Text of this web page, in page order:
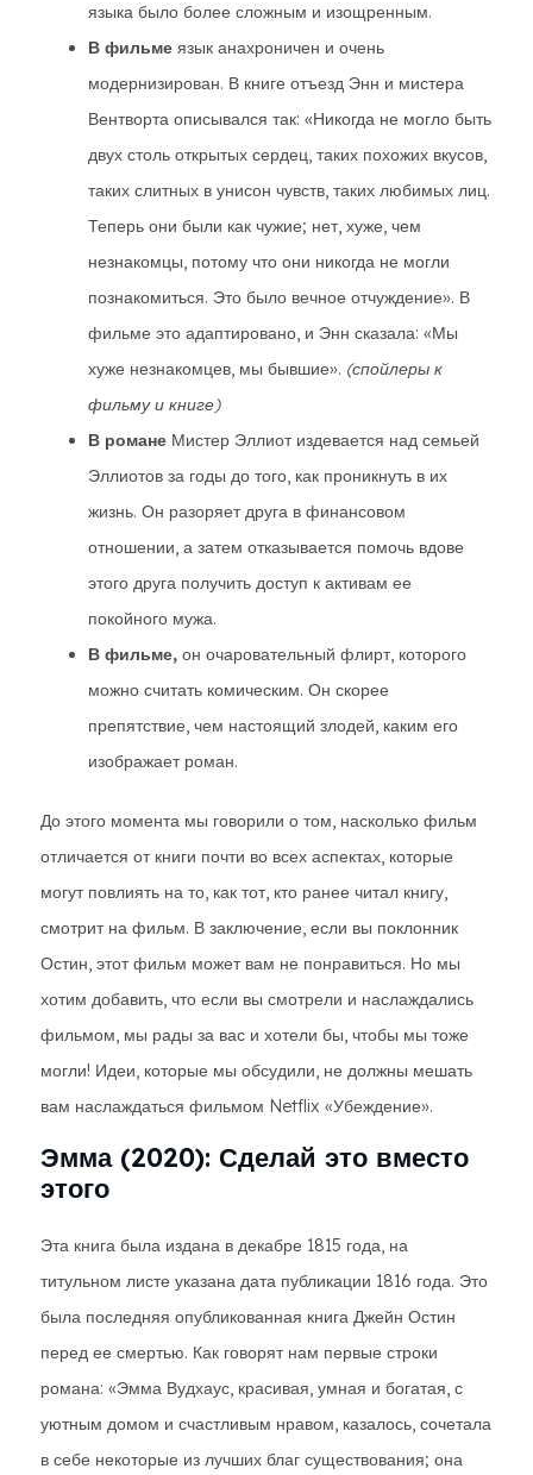
языка было более сложным и изощренным.
В фильме язык анахроничен и очень
модернизирован. В книге отъезд Энн и мистера
Вентворта описывался так: «Никогда не могло быть
двух столь открытых сердец, таких похожих вкусов,
таких слитных в унисон чувств, таких любимых лиц.
Теперь они были как чужие; нет, хуже, чем
незнакомцы, потому что они никогда не могли
познакомиться. Это было вечное отчуждение». В
фильме это адаптировано, и Энн сказала: «Мы
хуже незнакомцев, мы бывшие». (спойлеры к
фильму и книге)
В романе Мистер Эллиот издевается над семьей
Эллиотов за годы до того, как проникнуть в их
жизнь. Он разоряет друга в финансовом
отношении, а затем отказывается помочь вдове
этого друга получить доступ к активам ее
покойного мужа.
В фильме, он очаровательный флирт, которого
можно считать комическим. Он скорее
препятствие, чем настоящий злодей, каким его
изображает роман.
До этого момента мы говорили о том, насколько фильм
отличается от книги почти во всех аспектах, которые
могут повлиять на то, как тот, кто ранее читал книгу,
смотрит на фильм. В заключение, если вы поклонник
Остин, этот фильм может вам не понравиться. Но мы
хотим добавить, что если вы смотрели и наслаждались
фильмом, мы рады за вас и хотели бы, чтобы мы тоже
могли! Идеи, которые мы обсудили, не должны мешать
вам наслаждаться фильмом Netflix «Убеждение».
Эмма (2020): Сделай это вместо
этого
Эта книга была издана в декабре 1815 года, на
титульном листе указана дата публикации 1816 года. Это
была последняя опубликованная книга Джейн Остин
перед ее смертью. Как говорят нам первые строки
романа: «Эмма Вудхаус, красивая, умная и богатая, с
уютным домом и счастливым нравом, казалось, сочетала
в себе некоторые из лучших благ существования; она